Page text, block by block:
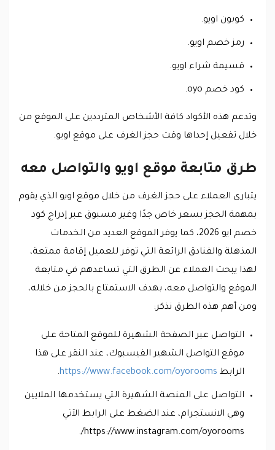
كوبون اويو.
رمز خصم اويو.
قسيمة شراء اويو.
كود خصم oyo.
وتدعم هذه الأكواد كافة الأشخاص المترددين على الموقع من
خلال تفعيل إحداها وقت حجز الغرف على موقع اويو.
طرق متابعة موقع اويو والتواصل معه
يتبارى العملاء على حجز الغرف من خلال موقع اويو الذي يقوم
بمهمة الحجز بسعر خاص جدًا وغير مسبوق عبر إدراج كود
خصم ايو 2026، كما يوفر الموقع العديد من الخدمات
المذهلة والفنادق الرائعة التي توفر للعميل إقامة ممتعة،
لهذا يبحث العملاء عن الطرق التي تساعدهم في متابعة
الموقع والتواصل معه، بهدف الاستمتاع بالحجز من خلاله،
ومن أهم هذه الطرق نذكر:
التواصل عبر الصفحة الشهيرة للموقع المتاحة على
موقع التواصل الشهير الفيسبوك، عند النقر على هذا
الرابط https://www.facebook.com/oyorooms
.
التواصل على المنصة الشهيرة التي يستخدمها الملايين
وهي الانستجرام، عند الضغط على الرابط الآتي
https://www.instagram.com/oyorooms/.